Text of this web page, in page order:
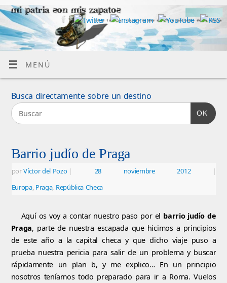
MENÚ
Busca directamente sobre un destino
OK
Barrio judío de Praga
porVíctor del Pozo | 28 noviembre 2012
|
Europa, Praga, República Checa
Aquí os voy a contar nuestro paso por el barrio judío de
Praga, parte de nuestra escapada que hicimos a principios
de este año a la capital checa y que dicho viaje puso a
prueba nuestra pericia para salir de un problema y buscar
rápidamente un plan b, y me explico… En un principio
nosotros teníamos todo preparado para ir a Roma. Vuelos